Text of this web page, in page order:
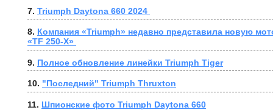
7. Triumph Daytona 660 2024
8. Компания «Triumph» недавно представила новую
«TF 250-X»
9. Полное обновление линейки Triumph Tiger
10. "Последний" Triumph Thruxton
11. Шпионские фото Triumph Daytona 660